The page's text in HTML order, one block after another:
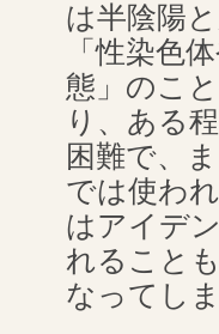
は半陰陽
「性染色
態」のこ
り、ある
困難で、
では使わ
はアイデ
れること
なってし